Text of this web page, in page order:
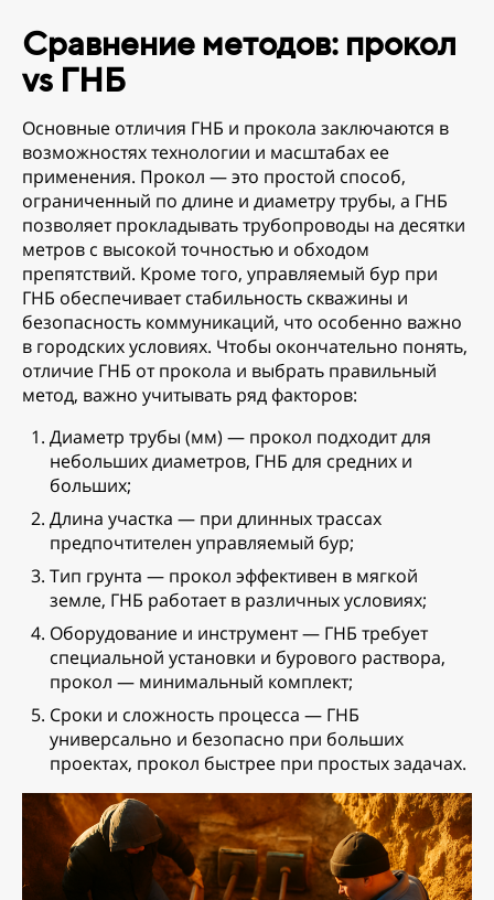
Сравнение методов: прокол
vs ГНБ
Основные отличия ГНБ и прокола заключаются в
возможностях технологии и масштабах ее
применения. Прокол — это простой способ,
ограниченный по длине и диаметру трубы, а ГНБ
позволяет прокладывать трубопроводы на десятки
метров с высокой точностью и обходом
препятствий. Кроме того, управляемый бур при
ГНБ обеспечивает стабильность скважины и
безопасность коммуникаций, что особенно важно
в городских условиях. Чтобы окончательно понять,
отличие ГНБ от прокола и выбрать правильный
метод, важно учитывать ряд факторов:
Диаметр трубы (мм) — прокол подходит для
небольших диаметров, ГНБ для средних и
больших;
Длина участка — при длинных трассах
предпочтителен управляемый бур;
Тип грунта — прокол эффективен в мягкой
земле, ГНБ работает в различных условиях;
Оборудование и инструмент — ГНБ требует
специальной установки и бурового раствора,
прокол — минимальный комплект;
Сроки и сложность процесса — ГНБ
универсально и безопасно при больших
проектах, прокол быстрее при простых задачах.